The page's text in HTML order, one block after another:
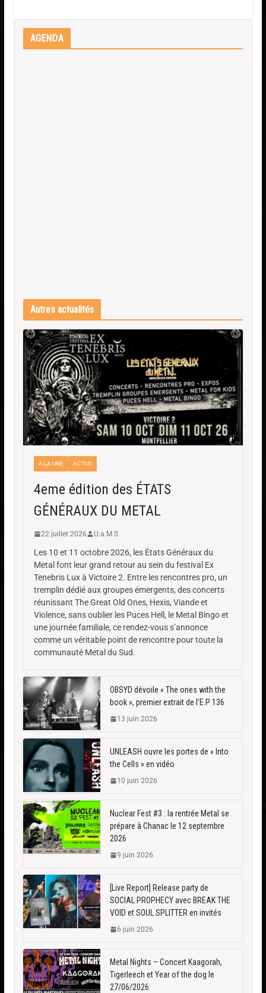
AGENDA
Autres actualités
A LA UNE ACTUS
4eme édition des ÉTATS
GÉNÉRAUX DU METAL
22 juillet 2026 U.a.M.S
Les 10 et 11 octobre 2026, les États Généraux du
Metal font leur grand retour au sein du festival Ex
Tenebris Lux à Victoire 2. Entre les rencontres pro, un
tremplin dédié aux groupes émergents, des concerts
réunissant The Great Old Ones, Hexis, Viande et
Violence, sans oublier les Puces Hell, le Metal Bingo et
une journée familiale, ce rendez-vous s’annonce
comme un véritable point de rencontre pour toute la
communauté Metal du Sud.
OBSYD dévoile « The ones with the
book », premier extrait de l’E.P 136
13 juin 2026
UNLEASH ouvre les portes de « Into
the Cells » en vidéo
10 juin 2026
Nuclear Fest #3 : la rentrée Metal se
prépare à Chanac le 12 septembre
2026
9 juin 2026
[Live Report] Release party de
SOCIAL PROPHECY avec BREAK THE
VOID et SOUL SPLITTER en invités
6 juin 2026
Metal Nights – Concert Kaagorah,
Tigerleech et Year of the dog le
27/06/2026